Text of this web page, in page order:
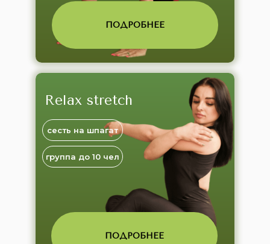
ПОДРОБНЕЕ
Relax stretch
ПОДРОБНЕЕ
сесть на шпагат
группа до 10 чел